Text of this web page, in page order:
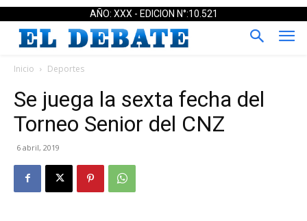
AÑO: XXX - EDICION N°:10.521
Inicio Deportes
Se juega la sexta fecha del
Torneo Senior del CNZ
6 abril, 2019